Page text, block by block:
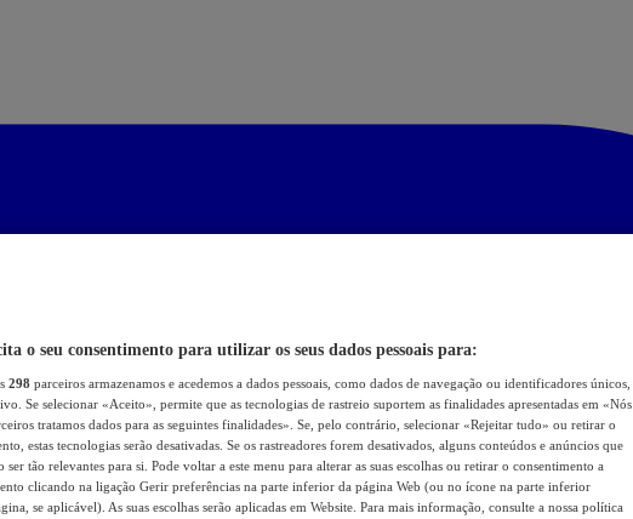
o seu consentimento para utilizar os seus dados pessoais para:
298 parceiros armazenamos e acedemos a dados pessoais, como dados de navegação ou identificadores únicos,
Se selecionar «Aceito», permite que as tecnologias de rastreio suportem as finalidades apresentadas em «Nós
tratamos dados para as seguintes finalidades». Se, pelo contrário, selecionar «Rejeitar tudo» ou retirar o
estas tecnologias serão desativadas. Se os rastreadores forem desativados, alguns conteúdos e anúncios que
ser tão relevantes para si. Pode voltar a este menu para alterar as suas escolhas ou retirar o consentimento a
clicando na ligação Gerir preferências na parte inferior da página Web (ou no ícone na parte inferior
se aplicável). As suas escolhas serão aplicadas em Website. Para mais informação, consulte a nossa política